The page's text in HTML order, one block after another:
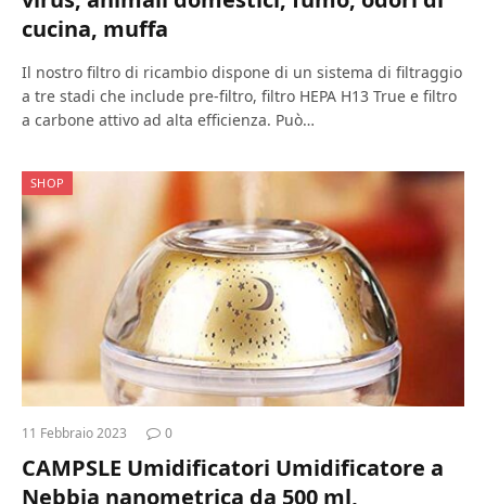
cucina, muffa
Il nostro filtro di ricambio dispone di un sistema di filtraggio
a tre stadi che include pre-filtro, filtro HEPA H13 True e filtro
a carbone attivo ad alta efficienza. Può…
SHOP
11 Febbraio 2023 0
CAMPSLE Umidificatori Umidificatore a
Nebbia nanometrica da 500 ml,